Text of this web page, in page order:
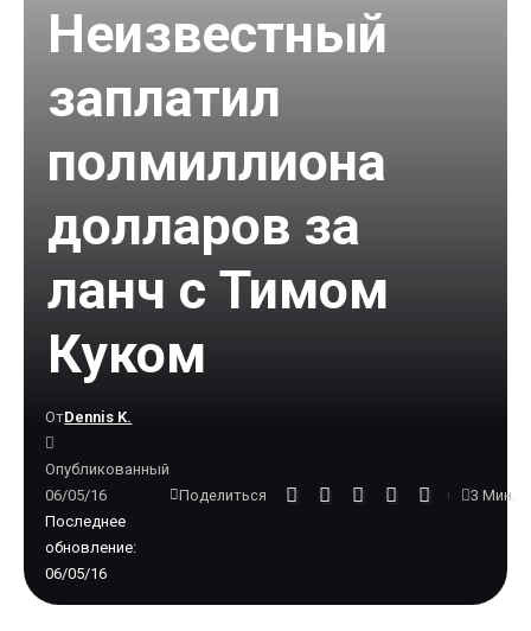
Неизвестный
заплатил
полмиллиона
долларов за
ланч с Тимом
Куком
Последнее
обновление:
06/05/16
ОтDennis K.
Опубликованный
06/05/16
Поделиться 3 Мин.